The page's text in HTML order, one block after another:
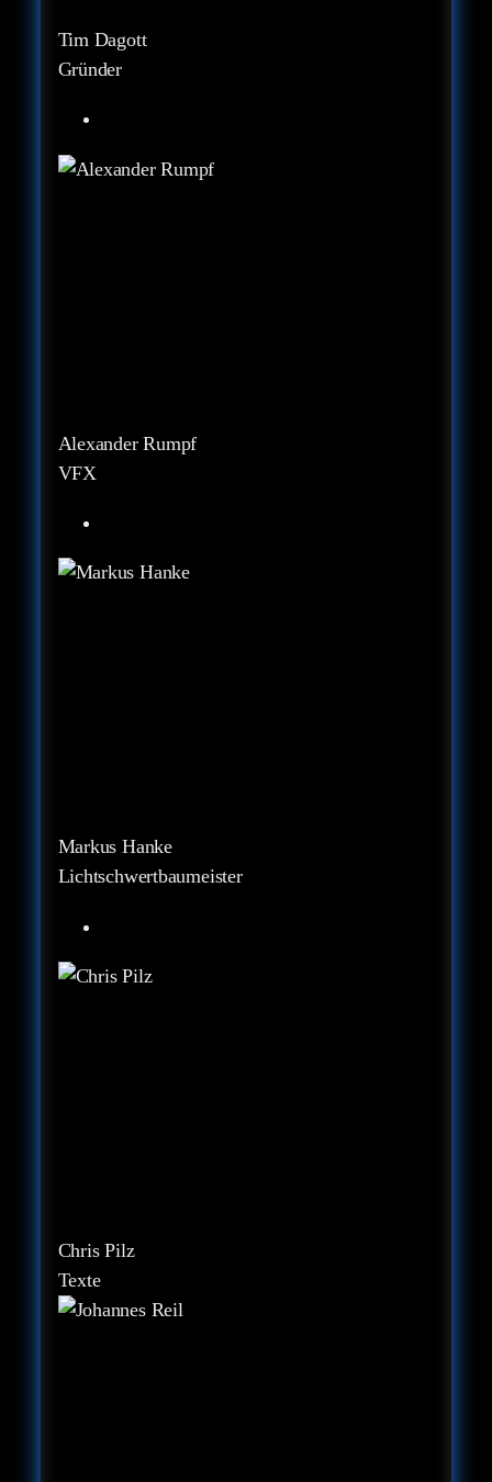
Tim Dagott
Gründer
Alexander Rumpf
VFX
Markus Hanke
Lichtschwertbaumeister
Chris Pilz
Texte